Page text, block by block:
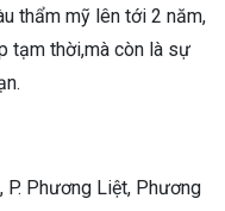
thẩm mỹ lên tới 2 năm,
tạm thời,mà còn là sự
Phương Liệt, Phương